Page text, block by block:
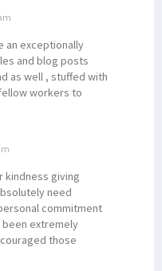
an exceptionally
and blog posts
as well , stuffed with
workers to
kindness giving
need
commitment
extremely
those